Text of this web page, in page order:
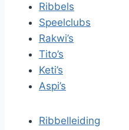
Ribbels
Speelclubs
Rakwi’s
Tito’s
Keti’s
Aspi’s
Ribbelleiding